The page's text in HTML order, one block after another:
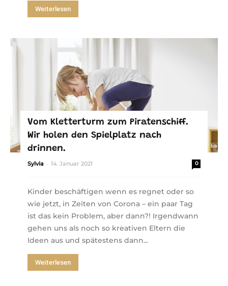
Weiterlesen
Vom Kletterturm zum Piratenschiff.
Wir holen den Spielplatz nach
drinnen.
Sylvia - 14. Januar 2021 0
Kinder beschäftigen wenn es regnet oder so
wie jetzt, in Zeiten von Corona – ein paar Tag
ist das kein Problem, aber dann?! Irgendwann
gehen uns als noch so kreativen Eltern die
Ideen aus und spätestens dann...
Weiterlesen